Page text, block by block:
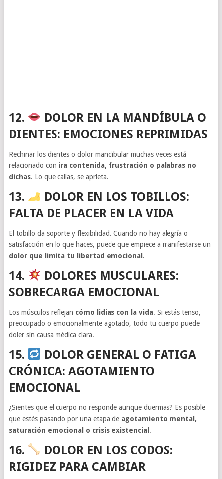
12.
DOLOR EN LA MANDÍBULA O
DIENTES: EMOCIONES REPRIMIDAS
Rechinar los dientes o dolor mandibular muchas veces está
relacionado con ira contenida, frustración o palabras no
dichas. Lo que callas, se aprieta.
13.
DOLOR EN LOS TOBILLOS:
FALTA DE PLACER EN LA VIDA
El tobillo da soporte y flexibilidad. Cuando no hay alegría o
satisfacción en lo que haces, puede que empiece a manifestarse un
dolor que limita tu libertad emocional .
14.
DOLORES MUSCULARES:
SOBRECARGA EMOCIONAL
Los músculos reflejan cómo lidias con la vida. Si estás tenso,
preocupado o emocionalmente agotado, todo tu cuerpo puede
doler sin causa médica clara.
15.
DOLOR GENERAL O FATIGA
CRÓNICA: AGOTAMIENTO
EMOCIONAL
¿Sientes que el cuerpo no responde aunque duermas? Es posible
que estés pasando por una etapa de agotamiento mental,
saturación emocional o crisis existencial .
16.
DOLOR EN LOS CODOS:
RIGIDEZ PARA CAMBIAR